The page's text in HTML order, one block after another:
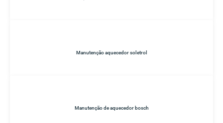
Manutenção aquecedor soletrol
Manutenção de aquecedor bosch